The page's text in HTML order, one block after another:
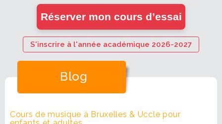
Réserver mon cours d’essai
S'inscrire à l'année académique 2026-2027
Blog
Cours de musique à Bruxelles & Uccle pour